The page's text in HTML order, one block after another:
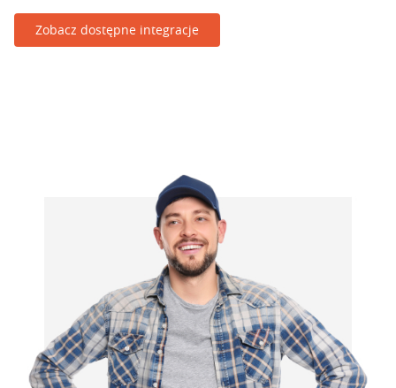
Zobacz dostępne integracje